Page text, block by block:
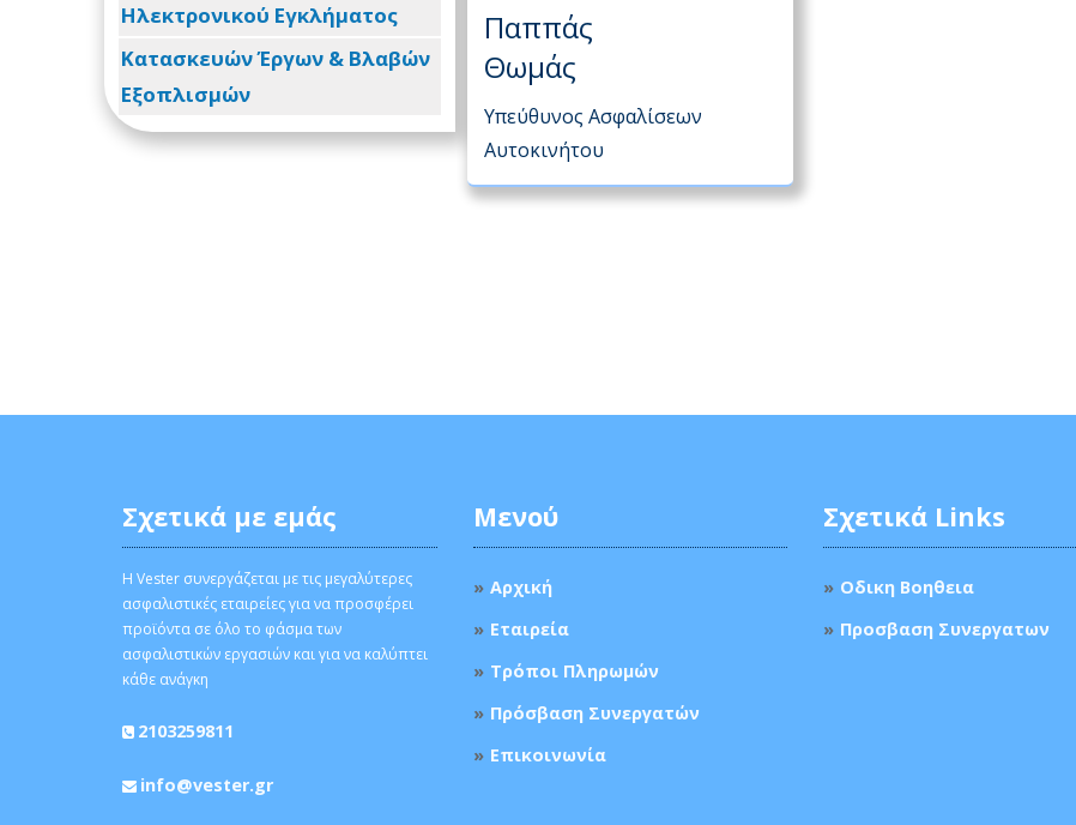
Ηλεκτρονικού Εγκλήματος
Κατασκευών Έργων & Βλαβών
Εξοπλισμών
Παππάς
Θωμάς
Υπεύθυνος Ασφαλίσεων
Αυτοκινήτου
Σχετικά με εμάς
Η Vester συνεργάζεται με τις μεγαλύτερες
ασφαλιστικές εταιρείες για να προσφέρει
προϊόντα σε όλο το φάσμα των
ασφαλιστικών εργασιών και για να καλύπτει
κάθε ανάγκη
2103259811
info@vester.gr
Μενού
Αρχική
Εταιρεία
Τρόποι Πληρωμών
Πρόσβαση Συνεργατών
Επικοινωνία
Σχετικά Links
Οδικη Βοηθεια
Προσβαση Συνεργατων